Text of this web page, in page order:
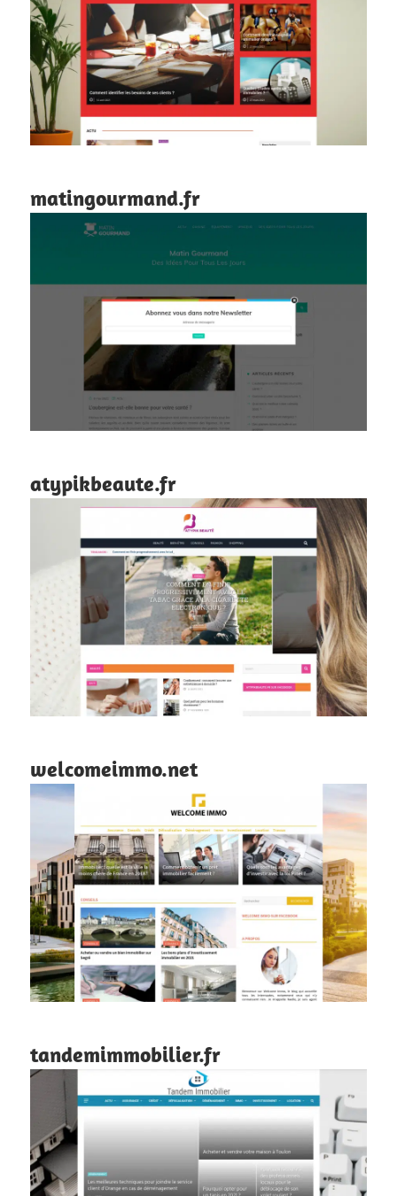
matingourmand.fr
atypikbeaute.fr
welcomeimmo.net
tandemimmobilier.fr